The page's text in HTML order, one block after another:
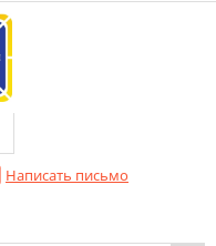
Написать письмо